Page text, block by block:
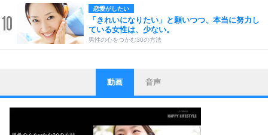
10
恋愛がしたい
「きれいになりたい」と願いつつ、本当に努力し
ている女性は、少ない。
男性の心をつかむ30の方法
1
ストレス対策
他人と比べない。
いっそのこと、他人を見ない。
いらいらしない人になる30の方法
動画 音声